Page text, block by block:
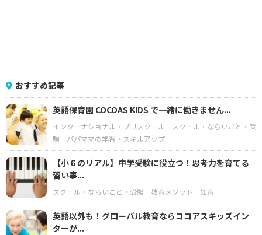
おすすめ記事
英語保育園 COCOAS KIDS で一緒に働きません...
インターナショナル・プリスクール
スクール・ならいごと・受
験
パパママの学習・スキルアップ
【小６のリアル】中学受験に役立つ！思考力を育てる
習い事...
スクール・ならいごと・受験 教育メソッド 知育
英語以外も！グローバル教育ならココアスキッズイン
ターが...